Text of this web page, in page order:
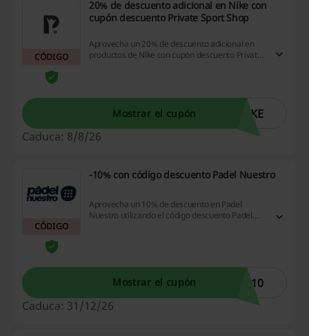
CÓDIGO
20% de descuento adicional en Nike con
cupón descuento Private Sport Shop
Aprovecha un 20% de descuento adicional en
productos de Nike con cupón descuento Private
Mostrar el cupón
IKE
Caduca: 8/8/26
CÓDIGO
-10% con código descuento Padel Nuestro
Aprovecha un 10% de descuento en Padel
Nuestro utilizando el código descuento Padel
Mostrar el cupón
N10
Caduca: 31/12/26